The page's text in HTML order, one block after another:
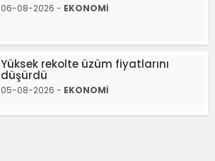
06-08-2026 - EKONOMİ
Yüksek rekolte üzüm fiyatlarını
düşürdü
05-08-2026 - EKONOMİ